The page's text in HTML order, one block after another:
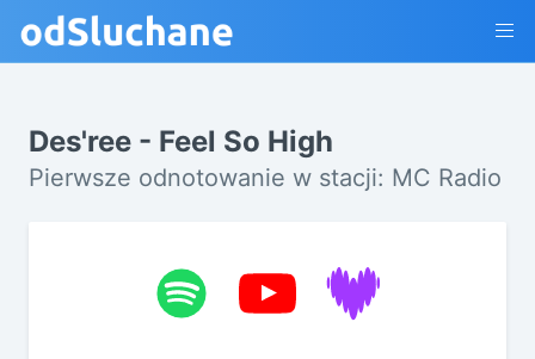
Des'ree - Feel So High
Pierwsze odnotowanie w stacji: MC Radio